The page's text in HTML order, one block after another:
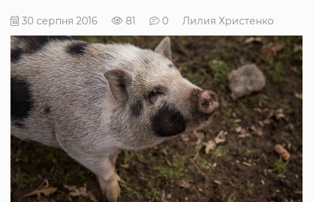
30 серпня 2016 81 0 Лилия Христенко